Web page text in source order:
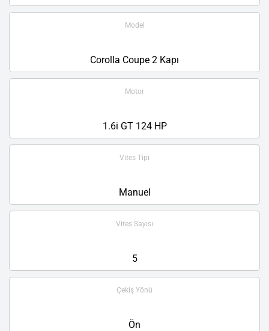
Model
Corolla Coupe 2 Kapı
Motor
1.6i GT 124 HP
Vites Tipi
Manuel
Vites Sayısı
5
Çekiş Yönü
Ön